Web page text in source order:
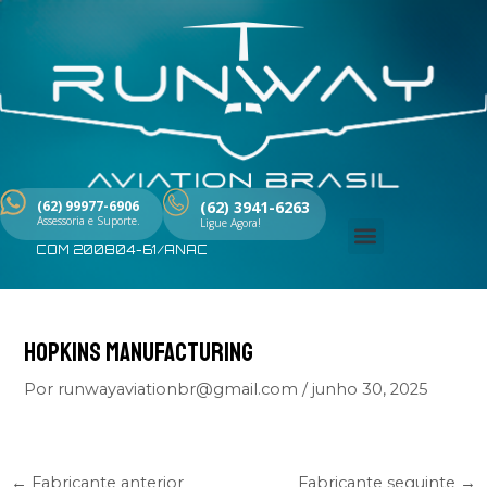
conteúdo
(62) 99977-6906
Assessoria e Suporte.
(62) 3941-6263
Ligue Agora!
COM 200804-61/ANAC
HOPKINS MANUFACTURING
Por runwayaviationbr@gmail.com/ junho 30, 2025
← Fabricante anterior Fabricante seguinte →